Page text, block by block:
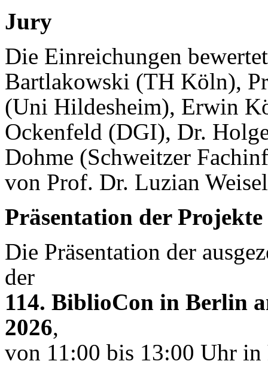
Jury
Die Einreichungen
Bartlakowski (TH Köln),
(Uni Hildesheim), Erwin
Ockenfeld (DGI), Dr.
Dohme (Schweitzer
von Prof. Dr. Luzian
Präsentation der Projekte
Die Präsentation der
der
114. BiblioCon in Berlin
2026,
von 11:00 bis 13:00 Uhr in